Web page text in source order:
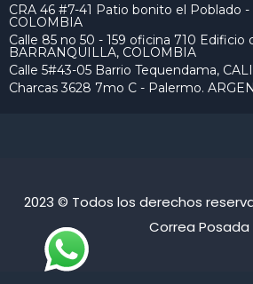
CRA 46 #7-41 Patio bonito el Poblado
COLOMBIA
Calle 85 no 50 - 159 oficina 710
BARRANQUILLA, COLOMBIA
Calle 5#43-05 Barrio Tequendama,
Charcas 3628 7mo C - Palermo.
2023 © Todos los derechos
Correa Posada